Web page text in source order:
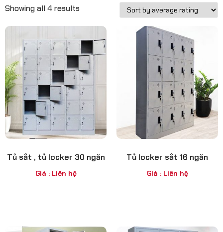
Showing all 4 results
Tủ sắt , tủ locker 30 ngăn
Giá : Liên hệ
Tủ locker sắt 16 ngăn
Giá : Liên hệ